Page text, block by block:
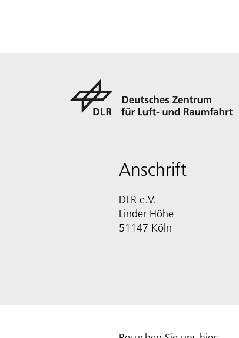
Anschrift
DLR e.V.
Linder Höhe
51147 Köln